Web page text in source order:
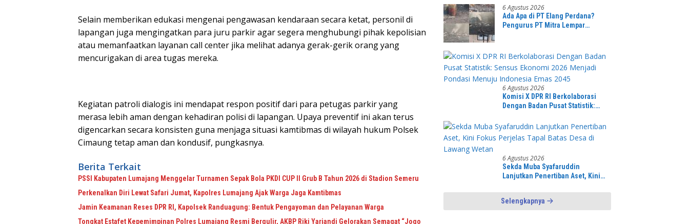
Selain memberikan edukasi mengenai pengawasan kendaraan secara ketat, personil di
lapangan juga mengingatkan para juru parkir agar segera menghubungi pihak kepolisian
atau memanfaatkan layanan call center jika melihat adanya gerak-gerik orang yang
mencurigakan di area tugas mereka.
Kegiatan patroli dialogis ini mendapat respon positif dari para petugas parkir yang
merasa lebih aman dengan kehadiran polisi di lapangan. Upaya preventif ini akan terus
digencarkan secara konsisten guna menjaga situasi kamtibmas di wilayah hukum Polsek
Cimaung tetap aman dan kondusif, pungkasnya.
Berita Terkait
PSSI Kabupaten Lumajang Menggelar Turnamen Sepak Bola PKDI CUP II Grub B Tahun 2026 di Stadion Semeru
Perkenalkan Diri Lewat Safari Jumat, Kapolres Lumajang Ajak Warga Jaga Kamtibmas
Jamin Keamanan Reses DPR RI, Kapolsek Randuagung: Bentuk Pengayoman dan Pelayanan Warga
Tongkat Estafet Kepemimpinan Polres Lumajang Resmi Bergulir, AKBP Riki Yariandi Gelorakan Semagat “Jogo
6 Agustus 2026
Ada Apa di PT Elang Perdana?
Pengurus PT Mitra Lempar
Wartawan
6 Agustus 2026
Komisi X DPR RI Berkolaborasi
Dengan Badan Pusat Statistik:
Pondasi Menuju Indonesia Emas
2045
6 Agustus 2026
Sekda Muba Syafaruddin
Lanjutkan Penertiban Aset, Kini
Lawang Wetan
Selengkapnya